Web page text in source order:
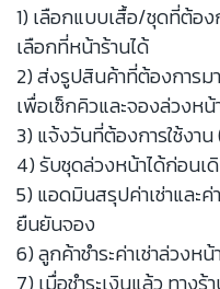
1) เลือกแบบเสื้อ/ชุดที่ต้อง
เลือกที่หน้าร้านได้
2) ส่งรูปสินค้าที่ต้องการม
เพื่อเช็กคิวและจองล่วงหน้
3) แจ้งวันที่ต้องการใช้งา
4) รับชุดล่วงหน้าได้ก่อนเ
5) แอดมินสรุปค่าเช่าและ
ยืนยันจอง
6) ลูกค้าชำระค่าเช่าล่วงห
7) เมื่อชำระเงินแล้ว ทางร้